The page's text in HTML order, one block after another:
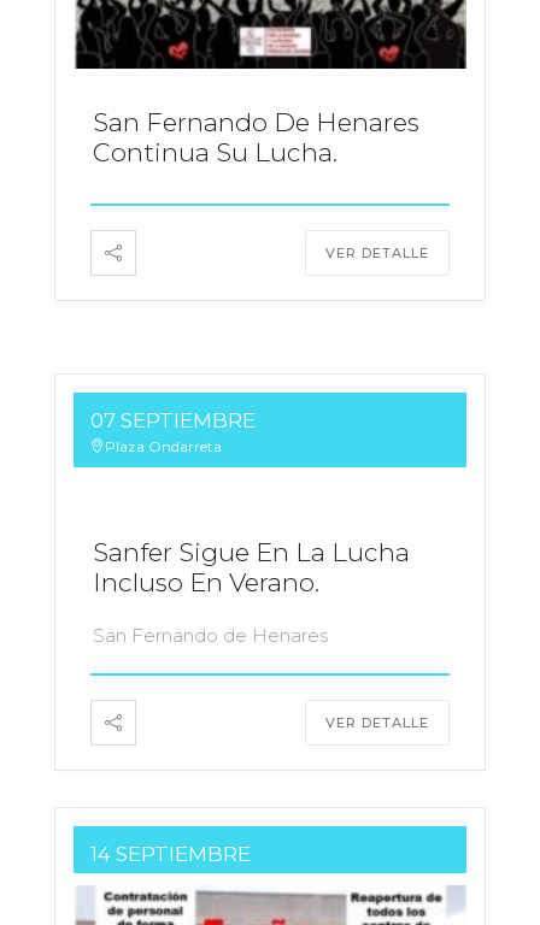
San Fernando De Henares
Continua Su Lucha.
VER DETALLE
07 SEPTIEMBRE
Plaza Ondarreta
Sanfer Sigue En La Lucha
Incluso En Verano.
San Fernando de Henares
VER DETALLE
14 SEPTIEMBRE